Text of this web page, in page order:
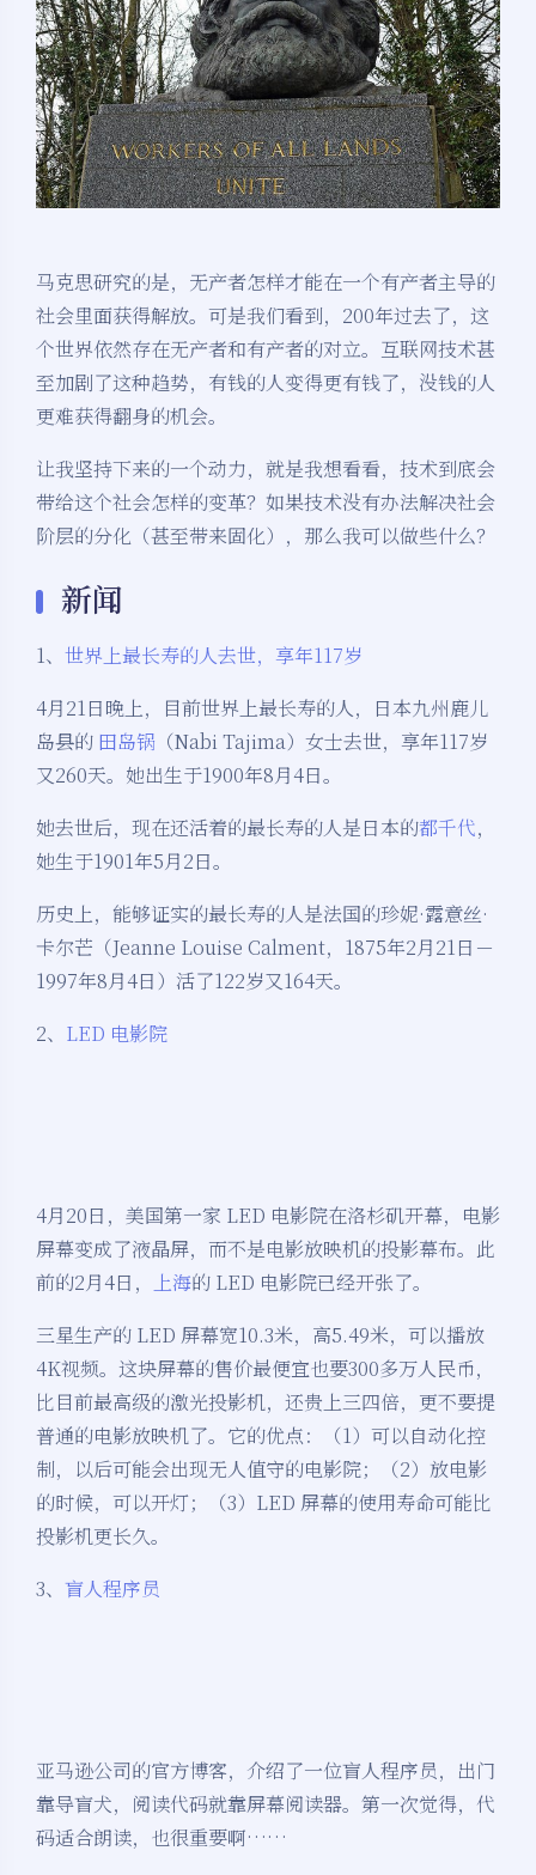
马克思研究的是，无产者怎样才能在一个有产者主导的
社会里面获得解放。可是我们看到，200年过去了，这
个世界依然存在无产者和有产者的对立。互联网技术甚
至加剧了这种趋势，有钱的人变得更有钱了，没钱的人
更难获得翻身的机会。
让我坚持下来的一个动力，就是我想看看，技术到底会
带给这个社会怎样的变革？如果技术没有办法解决社会
阶层的分化（甚至带来固化），那么我可以做些什么？
新闻
1、 世界上最长寿的人去世，享年117岁
4月21日晚上，目前世界上最长寿的人，日本九州鹿儿
岛县的 田岛锅 （Nabi Tajima）女士去世，享年117岁
又260天。她出生于1900年8月4日。
她去世后，现在还活着的最长寿的人是日本的都千代，
她生于1901年5月2日。
历史上，能够证实的最长寿的人是法国的珍妮·露意丝·
卡尔芒（Jeanne Louise Calment，1875年2月21日－
1997年8月4日）活了122岁又164天。
2、 LED 电影院
4月20日，美国第一家 LED 电影院在洛杉矶开幕，电影
屏幕变成了液晶屏，而不是电影放映机的投影幕布。此
前的2月4日，
上海的 LED 电影院已经开张了。
三星生产的 LED 屏幕宽10.3米，高5.49米，可以播放
4K视频。这块屏幕的售价最便宜也要300多万人民币，
比目前最高级的激光投影机，还贵上三四倍，更不要提
普通的电影放映机了。它的优点：（1）可以自动化控
制，以后可能会出现无人值守的电影院；（2）放电影
的时候，可以开灯；（3）LED 屏幕的使用寿命可能比
投影机更长久。
3、 盲人程序员
亚马逊公司的官方博客，介绍了一位盲人程序员，出门
靠导盲犬，阅读代码就靠屏幕阅读器。第一次觉得，代
码适合朗读，也很重要啊……